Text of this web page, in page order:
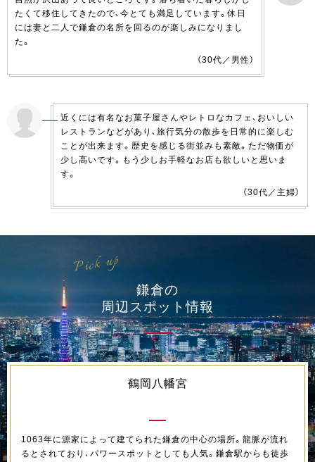
たくて移住してきたので、今とても満足しています。休日
には妻と二人で鎌倉の名所を回るのが楽しみになりまし
た。
（30代／男性）
近くには有名なお菓子屋さんやレトロなカフェ、おいしい
レストランなどがあり、旅行気分の散歩を日常的に楽しむ
ことが出来ます。歴史を感じる街並みも素敵。ただ物価が
少し高いです。もう少しお手軽なお店も欲しいと思いま
す。
（30代／主婦）
Pick up
鎌倉の
周辺スポット情報
鶴岡八幡宮
1063年に源家によって建てられた鎌倉の中心の場所。龍脈が流れ
るとされており、パワースポットとしても人気。鎌倉駅からも徒歩